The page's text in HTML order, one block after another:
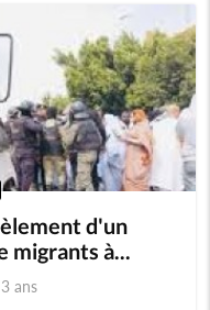
d'un
migrants à...
ans